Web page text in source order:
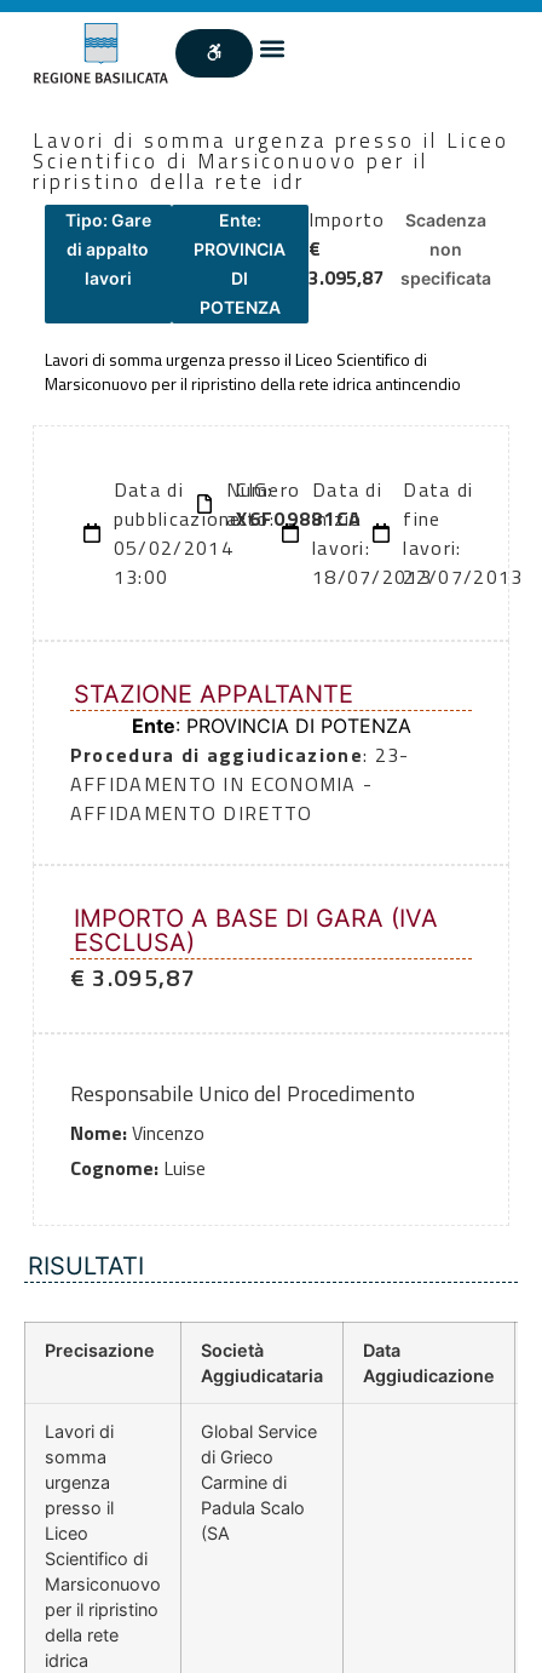
Lavori di somma urgenza presso il Liceo
Scientifico di Marsiconuovo per il
ripristino della rete idr
Tipo: Gare
di appalto
lavori
Ente:
PROVINCIA
DI
POTENZA
Importo
€
3.095,87
Scadenza
non
specificata
Lavori di somma urgenza presso il Liceo Scientifico di
Marsiconuovo per il ripristino della rete idrica antincendio
Data di
pubblicazione:
05/02/2014
13:00
Numero
atto:
CIG:
X6F09881CA
Data di
inizio
lavori:
18/07/2013
Data di
fine
lavori:
22/07/2013
STAZIONE APPALTANTE
Ente: PROVINCIA DI POTENZA
Procedura di aggiudicazione: 23-
AFFIDAMENTO IN ECONOMIA -
AFFIDAMENTO DIRETTO
IMPORTO A BASE DI GARA (IVA
ESCLUSA)
€ 3.095,87
Responsabile Unico del Procedimento
Nome:Vincenzo
Cognome:Luise
RISULTATI
Precisazione
Società
Aggiudicataria
Data
Aggiudicazione
Lavori di
somma
urgenza
presso il
Liceo
Scientifico di
Marsiconuovo
per il ripristino
della rete
idrica
Global Service
di Grieco
Carmine di
Padula Scalo
(SA